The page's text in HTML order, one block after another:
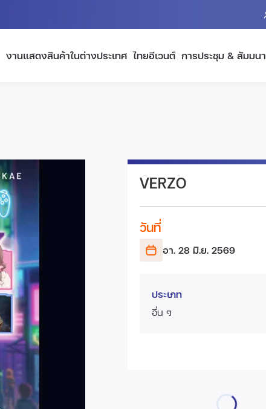
งานแสดงสินค้าในต่างประเทศ ไทยอีเวนต์ การประชุม & สัมมนา
VERZO
วันที่
อา. 28 มิ.ย. 2569
ประเภท
อื่น ๆ